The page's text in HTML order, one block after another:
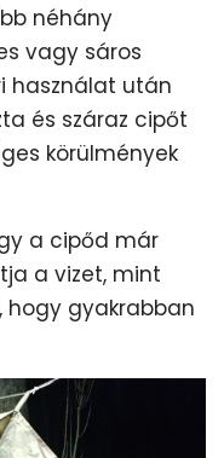
néhány
vagy sáros
használat után
és száraz cipőt
körülmények
a cipőd már
a vizet, mint
hogy gyakrabban